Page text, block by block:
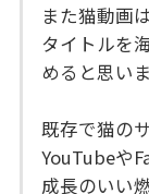
また猫動画
タイトルを
めると思いま
既存で猫の
YouTubeや
成長のいい